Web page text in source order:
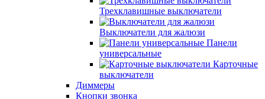
Трехклавишные выключатели
Выключатели для жалюзи
Панели
универсальные
Карточные
выключатели
Диммеры
Кнопки звонка